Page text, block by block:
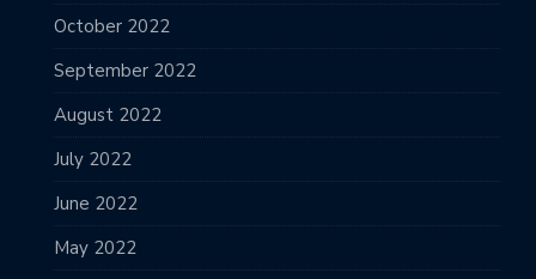
October 2022
September 2022
August 2022
July 2022
June 2022
May 2022